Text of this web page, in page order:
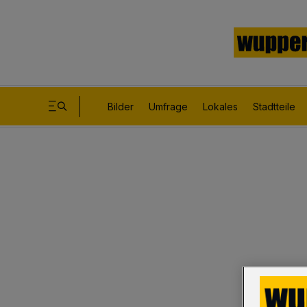
Bilder Umfrage Lokales Stadtteile